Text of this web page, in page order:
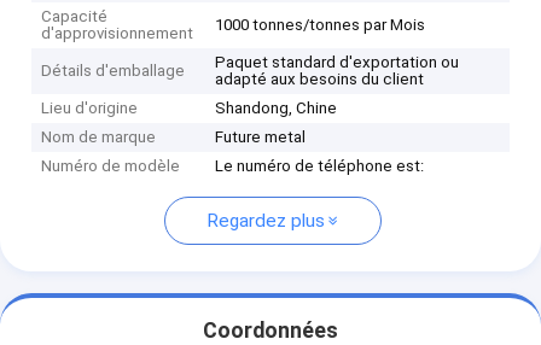
Capacité
d'approvisionnement
1000 tonnes/tonnes par Mois
Détails d'emballage
Paquet standard d'exportation ou
adapté aux besoins du client
Lieu d'origine
Shandong, Chine
Nom de marque
Future metal
Numéro de modèle
Le numéro de téléphone est:
Regardez plus
Coordonnées